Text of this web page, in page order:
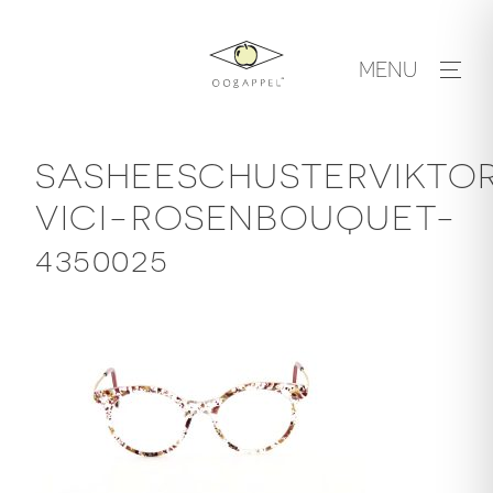
MENU
VICI-ROSENBOUQUET-
4350025